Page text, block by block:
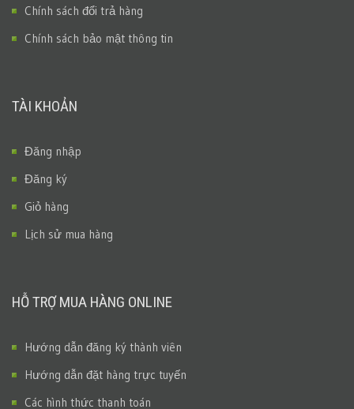
Chính sách đổi trả hàng
Chính sách bảo mật thông tin
TÀI KHOẢN
Đăng nhập
Đăng ký
Giỏ hàng
Lịch sử mua hàng
HỖ TRỢ MUA HÀNG ONLINE
Hướng dẫn đăng ký thành viên
Hướng dẫn đặt hàng trực tuyến
Các hình thức thanh toán